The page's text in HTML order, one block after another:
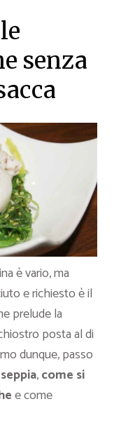
senza
è vario, ma
e richiesto è il
prelude la
posta al di
dunque, passo
,come si
e come